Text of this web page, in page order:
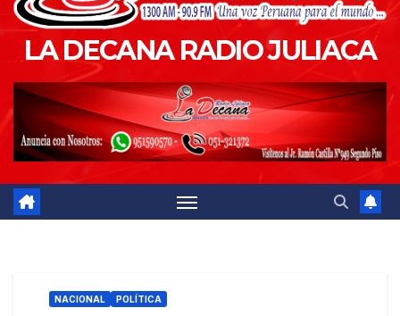
LA DECANA RADIO JULIACA
NACIONAL POLÍTICA